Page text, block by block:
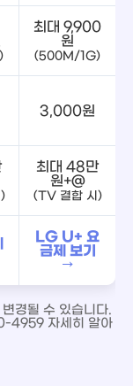
최대 9,900
원
(500M/1G)
3,000원
최대 48만
원+@
(TV 결합 시)
LG U+ 요
금제 보기
→
경될 수 있습니다.
4959 자세히 알아